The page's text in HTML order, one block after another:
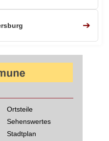
➔
Ortsteile
Sehenswertes
Stadtplan